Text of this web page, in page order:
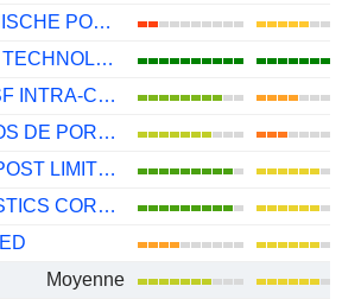
OSTERREICHISCHE POST AG
SHADOWFAX TECHNOLOGIES LIMITED
HANGZHOU SF INTRA-CITY INDUSTRIAL CO., LTD.
CTT-CORREIOS DE PORTUGAL, S.A.
SINGAPORE POST LIMITED
HANJIN LOGISTICS CORPORATION
Moyenne